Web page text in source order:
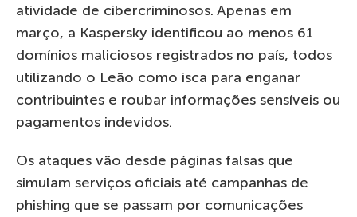
atividade de cibercriminosos. Apenas em
março, a Kaspersky identificou ao menos 61
domínios maliciosos registrados no país, todos
utilizando o Leão como isca para enganar
contribuintes e roubar informações sensíveis ou
pagamentos indevidos.
Os ataques vão desde páginas falsas que
simulam serviços oficiais até campanhas de
phishing que se passam por comunicações